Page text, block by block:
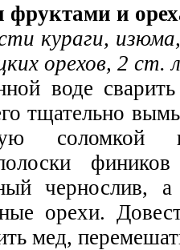
и
кураги,
орехов, 2 ст.
воде
тщательно
соломкой
чернослив,
орехи.
мед,